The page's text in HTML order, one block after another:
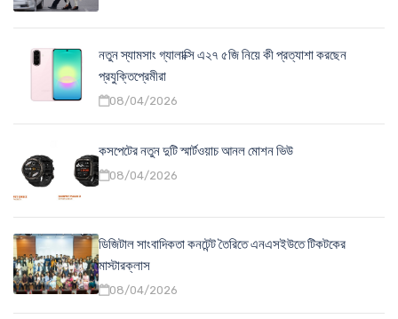
নতুন স্যামসাং গ্যালাক্সি এ২৭ ৫জি নিয়ে কী প্রত্যাশা করছেন
প্রযুক্তিপ্রেমীরা
08/04/2026
কসপেটের নতুন দুটি স্মার্টওয়াচ আনল মোশন ভিউ
08/04/2026
ডিজিটাল সাংবাদিকতা কনটেন্ট তৈরিতে এনএসইউতে টিকটকের
মাস্টারক্লাস
08/04/2026